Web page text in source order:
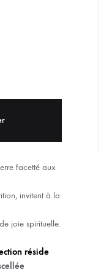
facetté aux
invitent à la
joie spirituelle.
réside